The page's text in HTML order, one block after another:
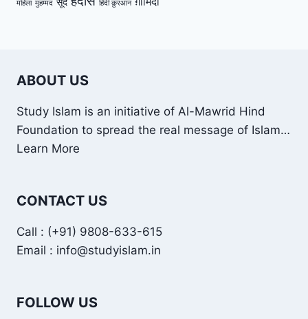
महिला मुहम्मद हिंदी क़ुरआन
ABOUT US
Study Islam is an initiative of Al-Mawrid Hind
Foundation to spread the real message of Islam…
Learn More
CONTACT US
Call : (+91) 9808-633-615
Email : info@studyislam.in
FOLLOW US